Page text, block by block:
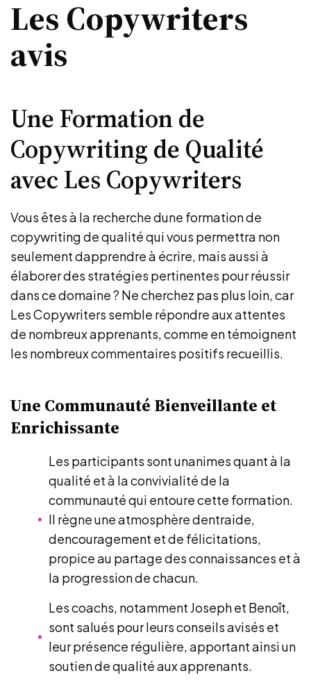
Les Copywriters
avis
Une Formation de
Copywriting de Qualité
avec Les Copywriters
Vous êtes à la recherche dune formation de
copywriting de qualité qui vous permettra non
seulement dapprendre à écrire, mais aussi à
élaborer des stratégies pertinentes pour réussir
dans ce domaine ? Ne cherchez pas plus loin, car
Les Copywriters semble répondre aux attentes
de nombreux apprenants, comme en témoignent
les nombreux commentaires positifs recueillis.
Une Communauté Bienveillante et
Enrichissante
Les participants sont unanimes quant à la
qualité et à la convivialité de la
communauté qui entoure cette formation.
Il règne une atmosphère dentraide,
dencouragement et de félicitations,
propice au partage des connaissances et à
la progression de chacun.
Les coachs, notamment Joseph et Benoît,
sont salués pour leurs conseils avisés et
leur présence régulière, apportant ainsi un
soutien de qualité aux apprenants.